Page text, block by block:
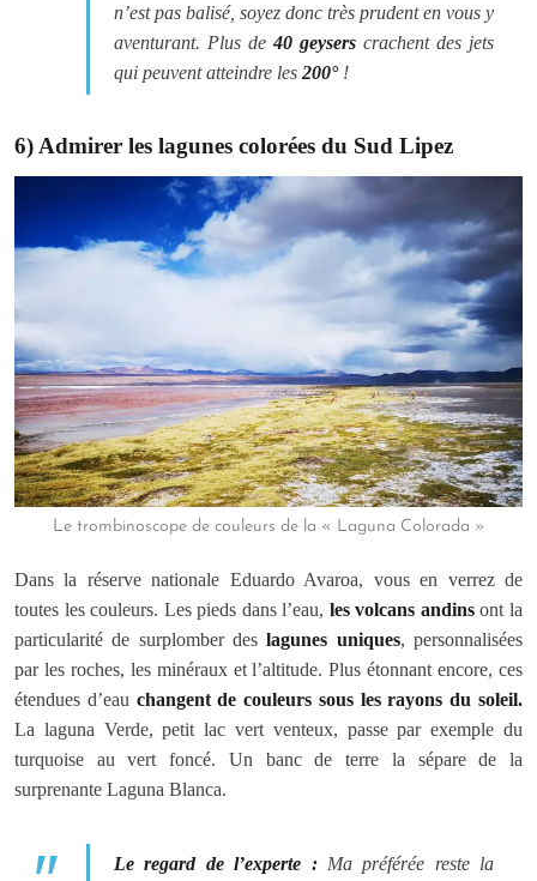
n’est pas balisé, soyez donc très prudent en vous y
aventurant. Plus de 40 geysers crachent des jets
qui peuvent atteindre les 200°!
6) Admirer les lagunes colorées du Sud Lipez
Le trombinoscope de couleurs de la « Laguna Colorada »
Dans la réserve nationale Eduardo Avaroa, vous en verrez de
toutes les couleurs. Les pieds dans l’eau, les volcans andinsont la
particularité de surplomber deslagunes uniques, personnalisées
par les roches, les minéraux et l’altitude. Plus étonnant encore, ces
étendues d’eau changent de couleurs sous les rayons du soleil.
La laguna Verde, petit lac vert venteux, passe par exemple du
turquoise au vert foncé. Un banc de terre la sépare de la
surprenante Laguna Blanca.
Le regard de l’experte :Ma préférée reste la